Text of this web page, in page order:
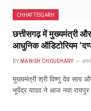
CHHATTISGARH
छत्तीसगढ़ में मुख्यमंत्री
आधुनिक ऑडिटोरियम
BY MANISH CHOUDHARY
मुख्यमंत्री श्री विष्णु देव साय
भूपेंद्र यादव ने आज नवा